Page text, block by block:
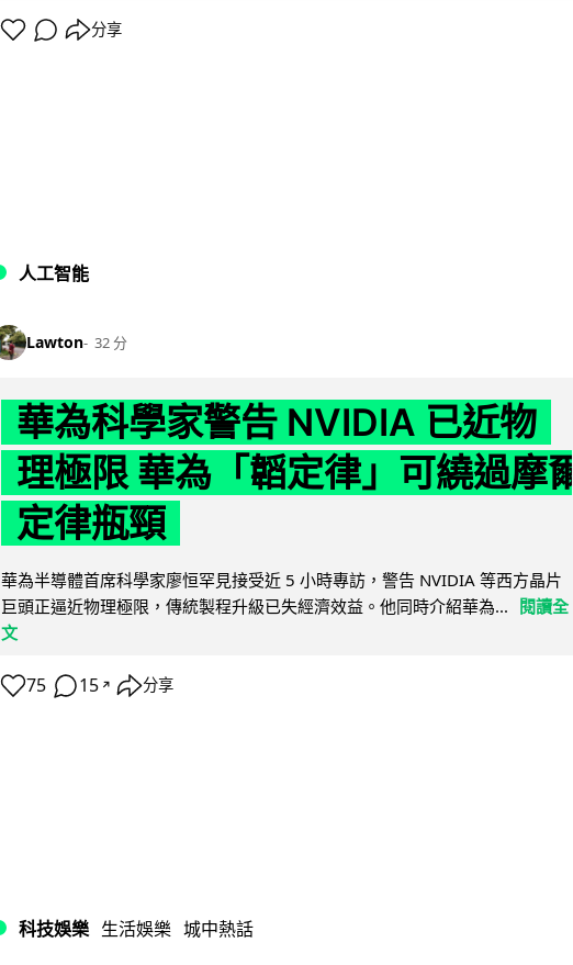
分享
人工智能
Lawton 32 分
華為科學家警告 NVIDIA 已近物
理極限 華為「韜定律」可繞過摩爾
定律瓶頸
華為半導體首席科學家廖恒罕見接受近 5 小時專訪，警告 NVIDIA 等西方晶片
巨頭正逼近物理極限，傳統製程升級已失經濟效益。他同時介紹華為... 閱讀全
文
75 15 ↗ 分享
科技娛樂 生活娛樂 城中熱話